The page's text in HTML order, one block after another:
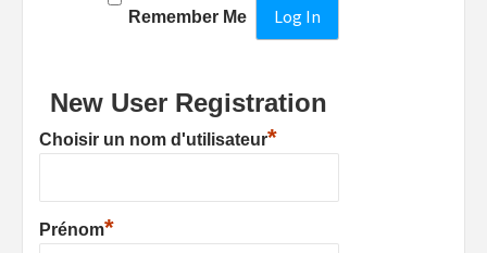
Remember Me
New User Registration
Choisir un nom d'utilisateur*
Prénom*